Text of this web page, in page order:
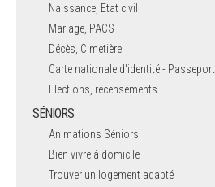
Naissance, Etat civil
Mariage, PACS
Décès, Cimetière
Carte nationale d'identité - Passeport
Elections, recensements
SÉNIORS
Animations Séniors
Bien vivre à domicile
Trouver un logement adapté